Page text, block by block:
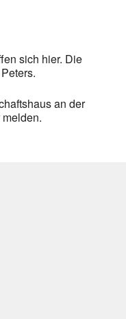
sich hier. Die
an der